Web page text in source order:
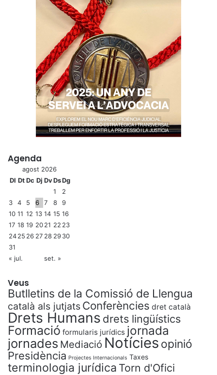
Agenda
agost 2026
Dl DtDc Dj DvDsDg
1
2
3
4 5 6 7 8
9
10 11 12 13 14 15 16
17 18 19 2021 22 23
2425 26 27 28 2930
31
« jul.
set. »
Veus
Butlletins de la Comissió de Llengua
català als jutjats Conferències dret català
Drets Humans drets lingüístics
Formació formularis jurídics jornada
jornades Mediació Notícies opinió
Presidència Projectes Internacionals Taxes
terminologia jurídica Torn d'Ofici